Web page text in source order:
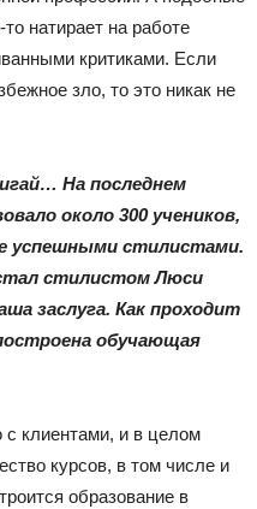
натирает на работе
критиками. Если
зло, то это никак не
На последнем
около 300 учеников,
успешными стилистами.
стилистом Люси
заслуга. Как проходит
обучающая
с клиентами, и в целом
курсов, в том числе и
образование в